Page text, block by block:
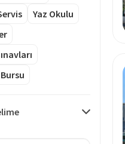
Yaz Okulu
Bursu